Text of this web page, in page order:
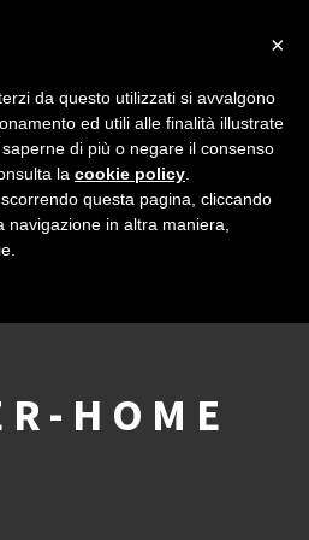
HOME
×
da questo utilizzati si avvalgono
ed utili alle finalità illustrate
di più o negare il consenso
la cookie policy
questa pagina, cliccando
in altra maniera,